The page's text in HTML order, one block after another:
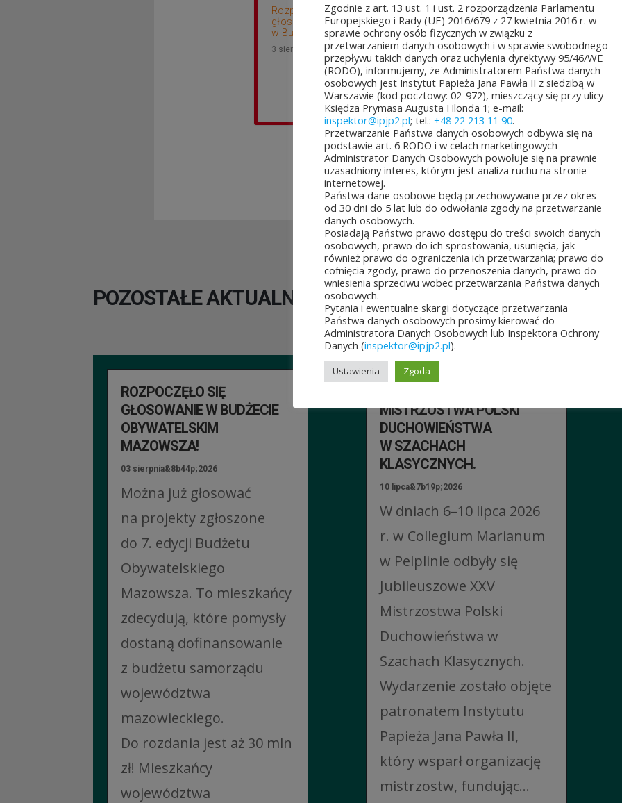
Rozpoczęło się
głosowanie
w Budżeci...
3 sierpnia&8b44p;2026
Jubileuszowe XXV
Mistrzostwa
Polski Duch...
10 lipca&7b19p;2026
Konkurs
plastyczny
o Świętym Janie ...
27
czerwca&6b29p;2026
Nowość
papież...
26
POZOSTAŁE AKTUALNOŚCI
ROZPOCZĘŁO SIĘ
GŁOSOWANIE W BUDŻECIE
OBYWATELSKIM
MAZOWSZA!
03 sierpnia&8b44p;2026
Można już głosować
na projekty zgłoszone
do 7. edycji Budżetu
Obywatelskiego
Mazowsza. To mieszkańcy
zdecydują, które pomysły
dostaną dofinansowanie
z budżetu samorządu
województwa
mazowieckiego.
Do rozdania jest aż 30 mln
zł! Mieszkańcy
województwa
MISTRZOSTWA POLSKI
DUCHOWIEŃSTWA
W SZACHACH
KLASYCZNYCH.
10 lipca&7b19p;2026
W dniach 6–10 lipca 2026
r. w Collegium Marianum
w Pelplinie odbyły się
Jubileuszowe XXV
Mistrzostwa Polski
Duchowieństwa w
Szachach Klasycznych.
Wydarzenie zostało objęte
patronatem Instytutu
Papieża Jana Pawła II,
który wsparł organizację
mistrzostw, fundując...
Zgodnie z art. 13 ust. 1 i ust. 2 rozporządzenia Parlamentu
Europejskiego i Rady (UE) 2016/679 z 27 kwietnia 2016 r. w
sprawie ochrony osób fizycznych w związku z
przetwarzaniem danych osobowych i w sprawie swobodnego
przepływu takich danych oraz uchylenia dyrektywy 95/46/WE
(RODO), informujemy, że Administratorem Państwa danych
osobowych jest Instytut Papieża Jana Pawła II z siedzibą w
Warszawie (kod pocztowy: 02-972), mieszczący się przy ulicy
Księdza Prymasa Augusta Hlonda 1; e-mail:
inspektor@ipjp2.pl; tel.: +48 22 213 11 90.
Przetwarzanie Państwa danych osobowych odbywa się na
podstawie art. 6 RODO i w celach marketingowych
Administrator Danych Osobowych powołuje się na prawnie
uzasadniony interes, którym jest analiza ruchu na stronie
internetowej.
Państwa dane osobowe będą przechowywane przez okres
od 30 dni do 5 lat lub do odwołania zgody na przetwarzanie
danych osobowych.
Posiadają Państwo prawo dostępu do treści swoich danych
osobowych, prawo do ich sprostowania, usunięcia, jak
również prawo do ograniczenia ich przetwarzania; prawo do
cofnięcia zgody, prawo do przenoszenia danych, prawo do
wniesienia sprzeciwu wobec przetwarzania Państwa danych
osobowych.
Pytania i ewentualne skargi dotyczące przetwarzania
Państwa danych osobowych prosimy kierować do
Administratora Danych Osobowych lub Inspektora Ochrony
Danych (inspektor@ipjp2.pl).
Ustawienia Zgoda